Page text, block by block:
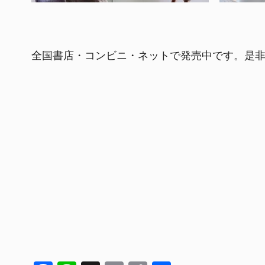
全国書店・コンビニ・ネットで発売中です。是